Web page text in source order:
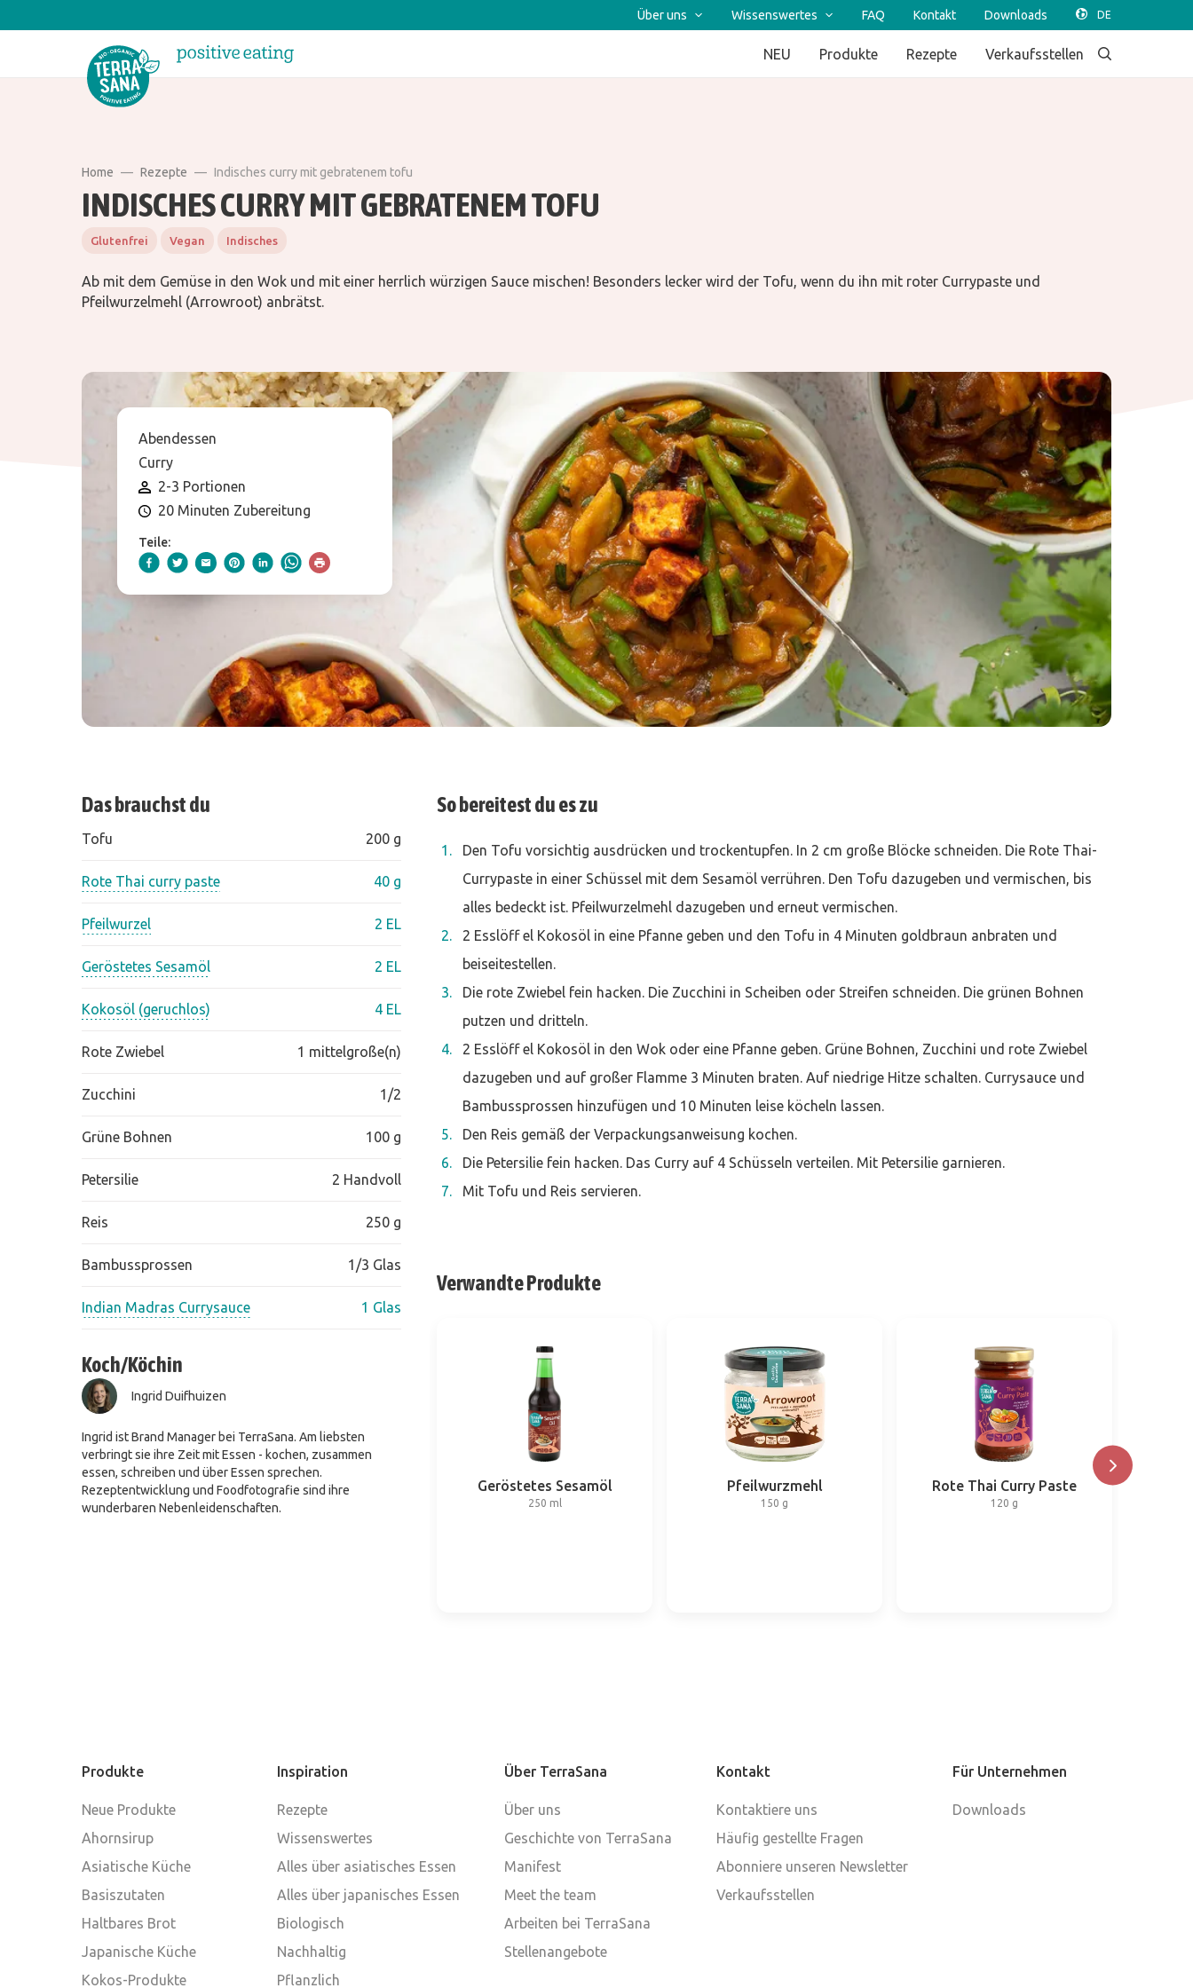
Über uns Wissenswertes FAQ Kontakt Downloads
NEU Produkte Rezepte Verkaufsstellen
Home Rezepte Indisches curry mit gebratenem tofu
INDISCHES CURRY MIT GEBRATENEM TOFU
Glutenfrei Vegan Indisches
Ab mit dem Gemüse in den Wok und mit einer herrlich würzigen Sauce mischen! Besonders lecker wird der Tofu, wenn du ihn mit roter Currypaste und
Pfeilwurzelmehl (Arrowroot) anbrätst.
Abendessen
Curry
2-3 Portionen
20 Minuten Zubereitung
Teile:
Das brauchst du
Tofu 200 g
Rote Thai curry paste 40 g
Pfeilwurzel 2 EL
Geröstetes Sesamöl 2 EL
Kokosöl (geruchlos) 4 EL
Rote Zwiebel 1 mittelgroße(n)
Zucchini 1/2
Grüne Bohnen 100 g
Petersilie 2 Handvoll
Reis 250 g
Bambussprossen 1/3 Glas
Indian Madras Currysauce 1 Glas
Koch/Köchin
Ingrid Duifhuizen
Ingrid ist Brand Manager bei TerraSana. Am liebsten
verbringt sie ihre Zeit mit Essen - kochen, zusammen
essen, schreiben und über Essen sprechen.
Rezeptentwicklung und Foodfotografie sind ihre
wunderbaren Nebenleidenschaften.
So bereitest du es zu
Den Tofu vorsichtig ausdrücken und trockentupfen. In 2 cm große Blöcke schneiden. Die Rote Thai-
Currypaste in einer Schüssel mit dem Sesamöl verrühren. Den Tofu dazugeben und vermischen, bis
alles bedeckt ist. Pfeilwurzelmehl dazugeben und erneut vermischen.
2 Esslöff el Kokosöl in eine Pfanne geben und den Tofu in 4 Minuten goldbraun anbraten und
beiseitestellen.
Die rote Zwiebel fein hacken. Die Zucchini in Scheiben oder Streifen schneiden. Die grünen Bohnen
putzen und dritteln.
2 Esslöff el Kokosöl in den Wok oder eine Pfanne geben. Grüne Bohnen, Zucchini und rote Zwiebel
dazugeben und auf großer Flamme 3 Minuten braten. Auf niedrige Hitze schalten. Currysauce und
Bambussprossen hinzufügen und 10 Minuten leise köcheln lassen.
Den Reis gemäß der Verpackungsanweisung kochen.
Die Petersilie fein hacken. Das Curry auf 4 Schüsseln verteilen. Mit Petersilie garnieren.
Mit Tofu und Reis servieren.
Verwandte Produkte
Geröstetes Sesamöl
250 ml
Pfeilwurzmehl
150 g
Rote Thai Curry Paste
120 g
Produkte
Neue Produkte
Ahornsirup
Asiatische Küche
Basiszutaten
Haltbares Brot
Japanische Küche
Kokos-Produkte
Inspiration
Rezepte
Wissenswertes
Alles über asiatisches Essen
Alles über japanisches Essen
Biologisch
Nachhaltig
Pflanzlich
Über TerraSana
Über uns
Geschichte von TerraSana
Manifest
Meet the team
Arbeiten bei TerraSana
Stellenangebote
Kontakt
Kontaktiere uns
Häufig gestellte Fragen
Abonniere unseren Newsletter
Verkaufsstellen
Für Unternehmen
Downloads